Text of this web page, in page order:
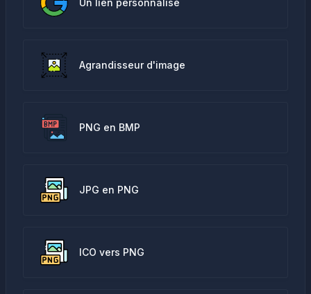
Un lien personnalisé
Agrandisseur d'image
PNG en BMP
JPG en PNG
ICO vers PNG